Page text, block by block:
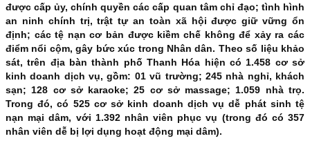
Danh lam thắng cảnh
Các đơn vị hành chính
Đảng bộ Tỉnh
Lịch sử Đảng bộ
Lãnh đạo qua các thời kỳ
được cấp ủy, chính quyền các cấp quan tâm chỉ đạo; tình hình
an ninh chính trị, trật tự an toàn xã hội được giữ vững ổn
định; các tệ nạn cơ bản được kiềm chế không để xảy ra các
điểm nổi cộm, gây bức xúc trong Nhân dân. Theo số liệu khảo
sát, trên địa bàn thành phố Thanh Hóa hiện có 1.458 cơ sở
kinh doanh dịch vụ, gồm: 01 vũ trường; 245 nhà nghỉ, khách
sạn; 128 cơ sở karaoke; 25 cơ sở massage; 1.059 nhà trọ.
Trong đó, có 525 cơ sở kinh doanh dịch vụ dễ phát sinh tệ
nạn mại dâm, với 1.392 nhân viên phục vụ (trong đó có 357
nhân viên dễ bị lợi dụng hoạt động mại dâm).